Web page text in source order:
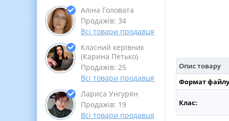
Аліна Головата
Продажів: 34
Всі товари продавця
Класний керівник
(Карина Петько)
Продажів: 25
Всі товари продавця
Лариса Унгурян
Продажів: 19
Всі товари продавця
Опис товару
Формат
Клас: